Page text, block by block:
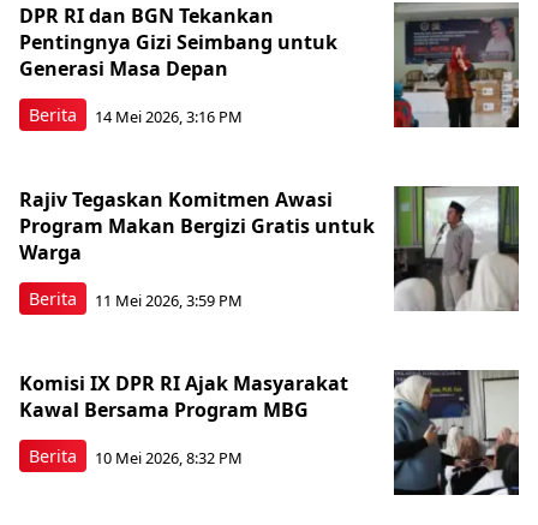
Berita
DPR RI dan BGN Tekankan
Pentingnya Gizi Seimbang untuk
Generasi Masa Depan
14 Mei 2026, 3:16 PM
Berita
Rajiv Tegaskan Komitmen Awasi
Program Makan Bergizi Gratis untuk
Warga
11 Mei 2026, 3:59 PM
Berita
Komisi IX DPR RI Ajak Masyarakat
Kawal Bersama Program MBG
10 Mei 2026, 8:32 PM